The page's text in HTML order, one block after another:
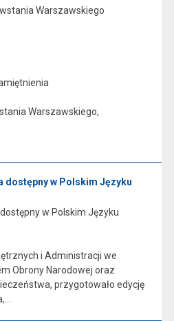
Warszawskiego
Warszawskiego,
dostępny w Polskim Języku
w Polskim Języku
i Administracji we
Obrony Narodowej oraz
przygotowało edycję